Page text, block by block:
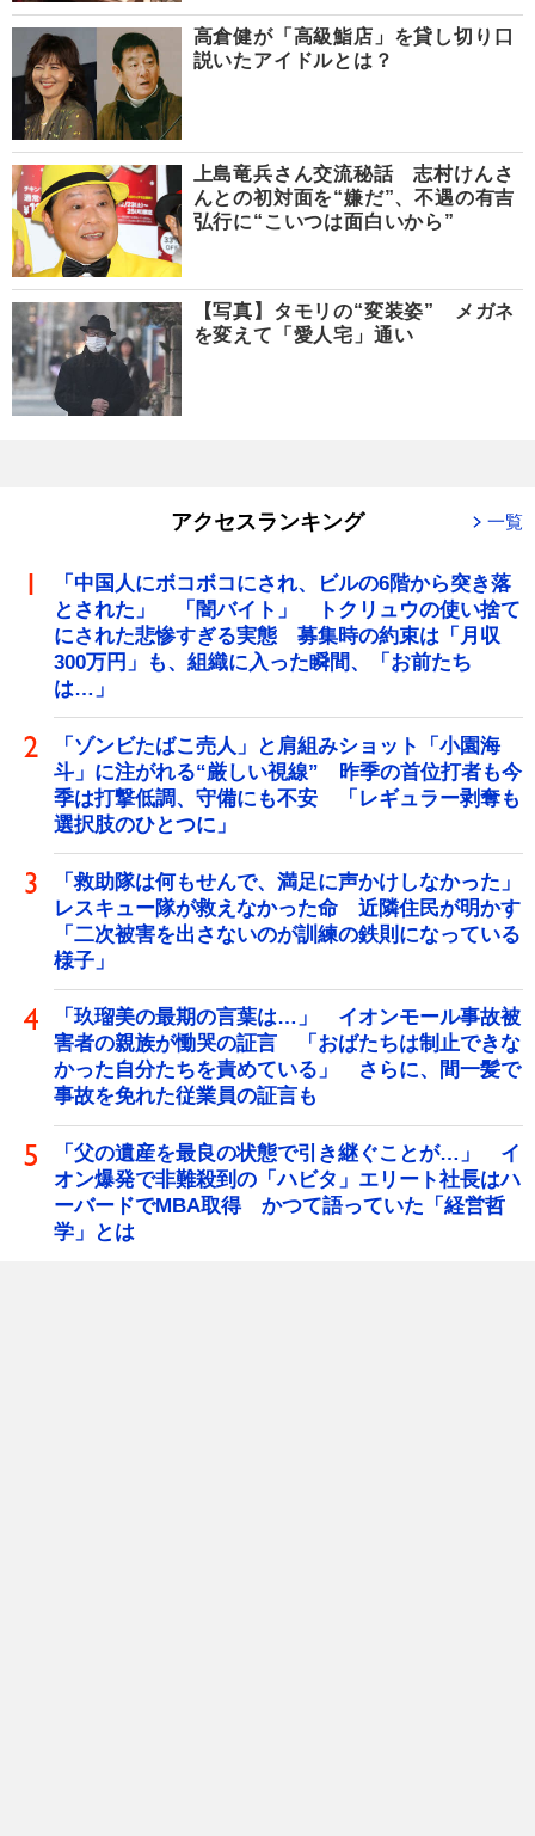
高倉健が「高級鮨店」を貸し切り口
説いたアイドルとは？
上島竜兵さん交流秘話 志村けんさ
んとの初対面を“嫌だ”、不遇の有吉
弘行に“こいつは面白いから”
【写真】タモリの“変装姿” メガネ
を変えて「愛人宅」通い
アクセスランキング 一覧
「中国人にボコボコにされ、ビルの6階から突き落
とされた」 「闇バイト」 トクリュウの使い捨て
にされた悲惨すぎる実態 募集時の約束は「月収
300万円」も、組織に入った瞬間、「お前たち
は…」
「ゾンビたばこ売人」と肩組みショット「小園海
斗」に注がれる“厳しい視線” 昨季の首位打者も今
季は打撃低調、守備にも不安 「レギュラー剥奪も
選択肢のひとつに」
「救助隊は何もせんで、満足に声かけしなかった」
レスキュー隊が救えなかった命 近隣住民が明かす
「二次被害を出さないのが訓練の鉄則になっている
様子」
「玖瑠美の最期の言葉は…」 イオンモール事故被
害者の親族が慟哭の証言 「おばたちは制止できな
かった自分たちを責めている」 さらに、間一髪で
事故を免れた従業員の証言も
「父の遺産を最良の状態で引き継ぐことが…」 イ
オン爆発で非難殺到の「ハビタ」エリート社長はハ
ーバードでMBA取得 かつて語っていた「経営哲
学」とは